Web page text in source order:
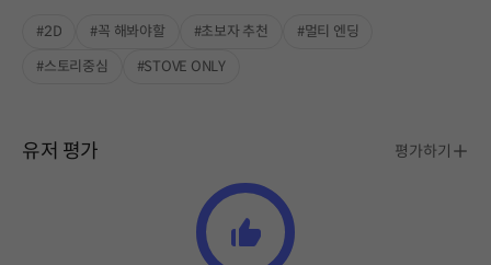
#2D #꼭 해봐야할 #초보자 추천
#멀티 엔딩
#스토리중심
#STOVE ONLY
유저 평가 평가하기